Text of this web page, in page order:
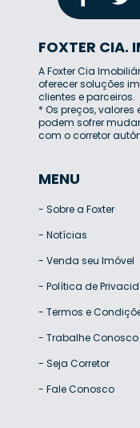
FOXTER CIA.
A Foxter Cia
oferecer soluções
clientes e parceiros.
* Os preços,
podem sofrer
com o corretor
MENU
- Sobre a Foxter
- Notícias
- Venda seu Imóvel
- Política de
- Termos e
- Trabalhe Conosco
- Seja Corretor
- Fale Conosco